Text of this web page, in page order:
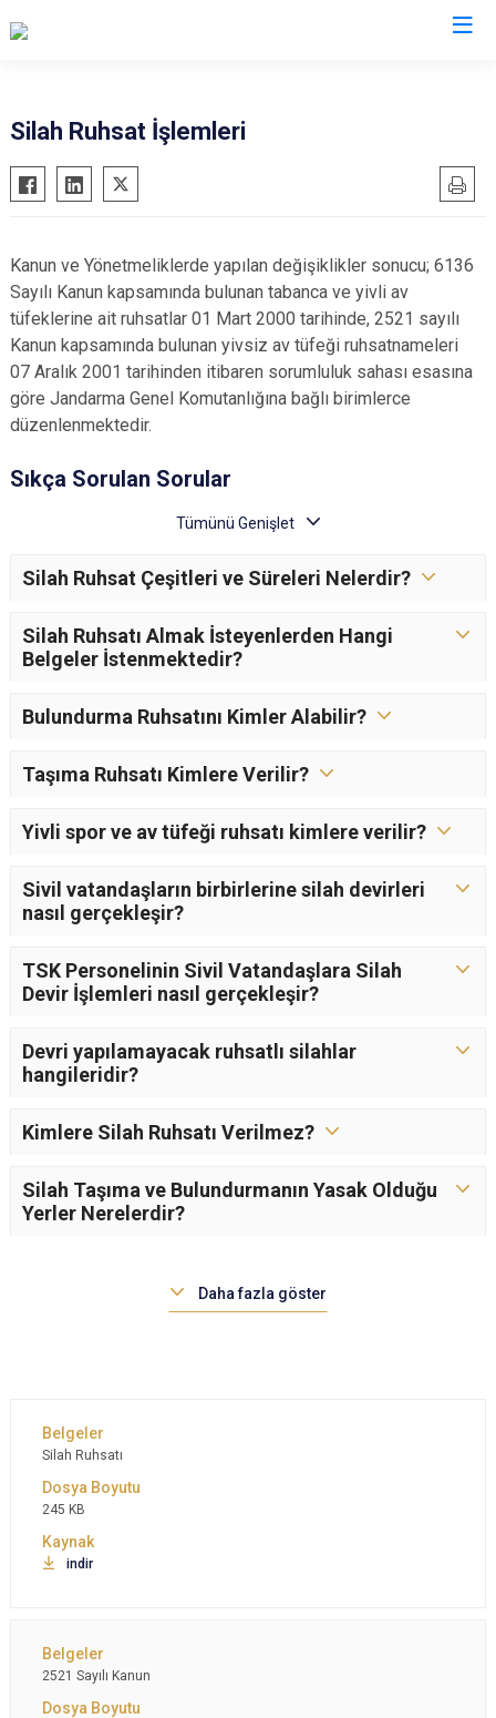
Silah Ruhsat İşlemleri
Kanun ve Yönetmeliklerde yapılan değişiklikler sonucu; 6136
Sayılı Kanun kapsamında bulunan tabanca ve yivli av
tüfeklerine ait ruhsatlar 01 Mart 2000 tarihinde, 2521 sayılı
Kanun kapsamında bulunan yivsiz av tüfeği ruhsatnameleri
07 Aralık 2001 tarihinden itibaren sorumluluk sahası esasına
göre Jandarma Genel Komutanlığına bağlı birimlerce
düzenlenmektedir.
Sıkça Sorulan Sorular
Silah Ruhsat Çeşitleri ve Süreleri Nelerdir?
Silah Ruhsatı Almak İsteyenlerden Hangi
Belgeler İstenmektedir?
Bulundurma Ruhsatını Kimler Alabilir?
Taşıma Ruhsatı Kimlere Verilir?
Yivli spor ve av tüfeği ruhsatı kimlere verilir?
Sivil vatandaşların birbirlerine silah devirleri
nasıl gerçekleşir?
TSK Personelinin Sivil Vatandaşlara Silah
Devir İşlemleri nasıl gerçekleşir?
Devri yapılamayacak ruhsatlı silahlar
hangileridir?
Kimlere Silah Ruhsatı Verilmez?
Silah Taşıma ve Bulundurmanın Yasak Olduğu
Yerler Nerelerdir?
Daha fazla göster
Silah Ruhsatı
245 KB
indir
2521 Sayılı Kanun